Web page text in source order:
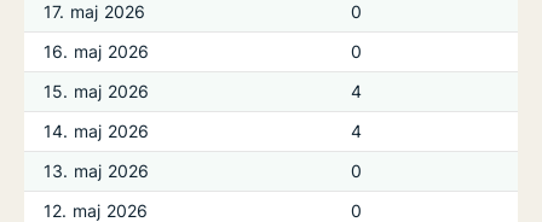
17. maj 2026
0
16. maj 2026
0
15. maj 2026
4
14. maj 2026
4
13. maj 2026
0
12. maj 2026
0